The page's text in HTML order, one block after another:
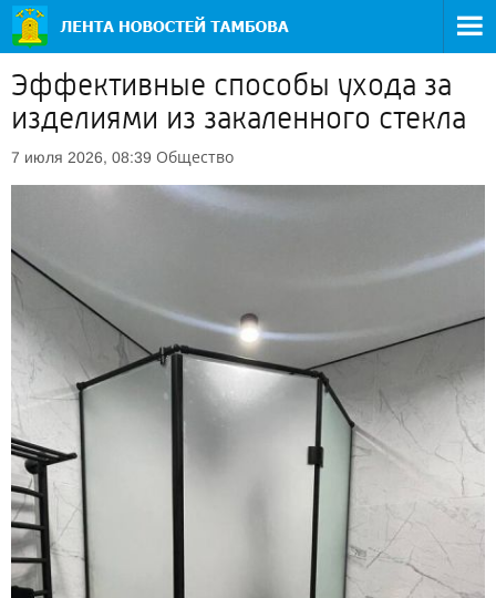
Эффективные способы ухода за
изделиями из закаленного стекла
7 июля 2026, 08:39 Общество